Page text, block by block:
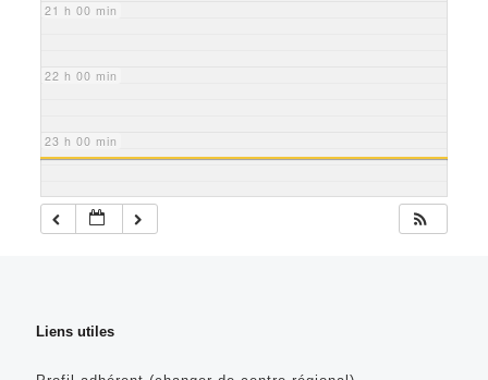
21 h 00 min
22 h 00 min
23 h 00 min
Liens utiles